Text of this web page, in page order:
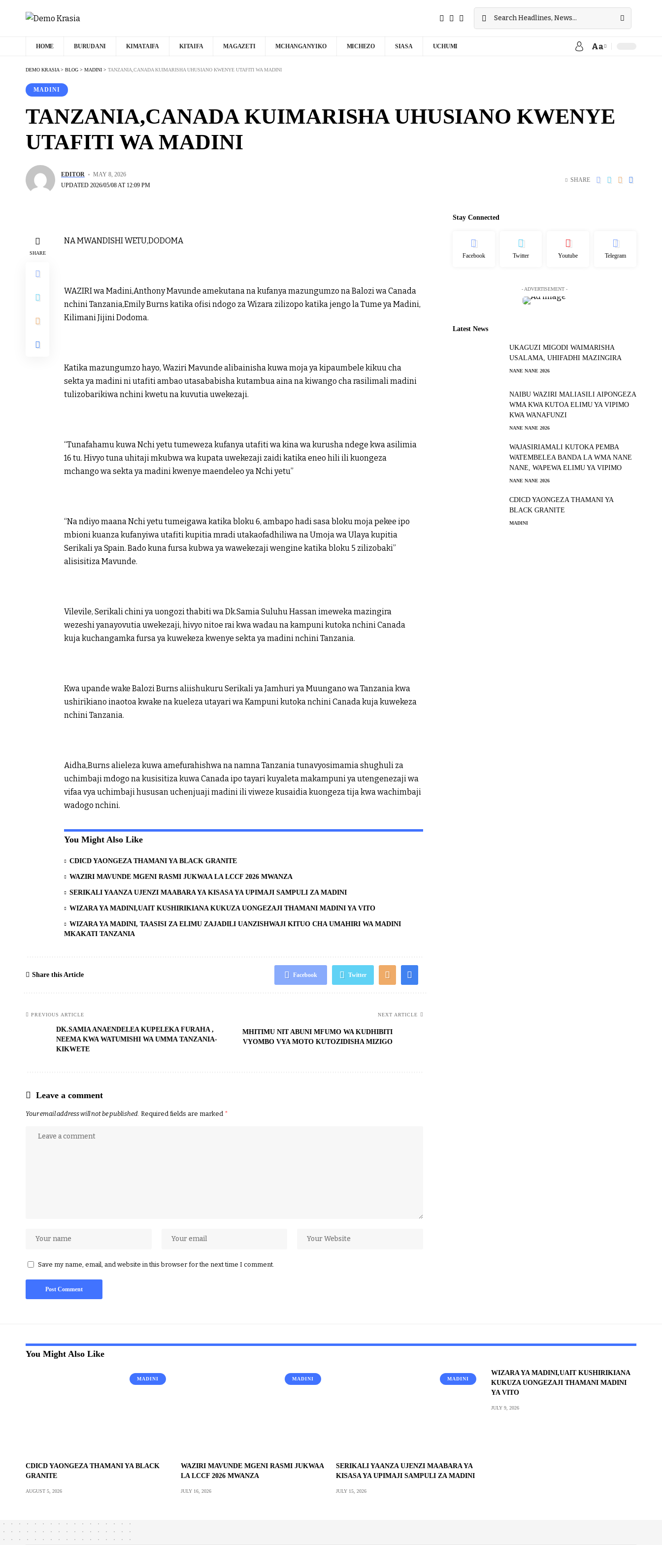
HOME BURUDANI KIMATAIFA KITAIFA MAGAZETI MCHANGANYIKO MICHEZO SIASA UCHUMI Aa
DEMO KRASIA > BLOG > MADINI > TANZANIA,CANADA KUIMARISHA UHUSIANO KWENYE UTAFITI WA MADINI
MADINI
TANZANIA,CANADA KUIMARISHA UHUSIANO KWENYE
UTAFITI WA MADINI
EDITOR
MAY 8, 2026
UPDATED 2026/05/08 AT 12:09 PM
SHARE
SHARE
NA MWANDISHI WETU,DODOMA
WAZIRI wa Madini,Anthony Mavunde amekutana na kufanya mazungumzo na Balozi wa Canada
nchini Tanzania,Emily Burns katika ofisi ndogo za Wizara zilizopo katika jengo la Tume ya Madini,
Kilimani Jijini Dodoma.
Katika mazungumzo hayo, Waziri Mavunde alibainisha kuwa moja ya kipaumbele kikuu cha
sekta ya madini ni utafiti ambao utasababisha kutambua aina na kiwango cha rasilimali madini
tulizobarikiwa nchini kwetu na kuvutia uwekezaji.
“Tunafahamu kuwa Nchi yetu tumeweza kufanya utafiti wa kina wa kurusha ndege kwa asilimia
16 tu. Hivyo tuna uhitaji mkubwa wa kupata uwekezaji zaidi katika eneo hili ili kuongeza
mchango wa sekta ya madini kwenye maendeleo ya Nchi yetu”
“Na ndiyo maana Nchi yetu tumeigawa katika bloku 6, ambapo hadi sasa bloku moja pekee ipo
mbioni kuanza kufanyiwa utafiti kupitia mradi utakaofadhiliwa na Umoja wa Ulaya kupitia
Serikali ya Spain. Bado kuna fursa kubwa ya wawekezaji wengine katika bloku 5 zilizobaki”
alisisitiza Mavunde.
Vilevile, Serikali chini ya uongozi thabiti wa Dk.Samia Suluhu Hassan imeweka mazingira
wezeshi yanayovutia uwekezaji, hivyo nitoe rai kwa wadau na kampuni kutoka nchini Canada
kuja kuchangamka fursa ya kuwekeza kwenye sekta ya madini nchini Tanzania.
Kwa upande wake Balozi Burns aliishukuru Serikali ya Jamhuri ya Muungano wa Tanzania kwa
ushirikiano inaotoa kwake na kueleza utayari wa Kampuni kutoka nchini Canada kuja kuwekeza
nchini Tanzania.
Aidha,Burns alieleza kuwa amefurahishwa na namna Tanzania tunavyosimamia shughuli za
uchimbaji mdogo na kusisitiza kuwa Canada ipo tayari kuyaleta makampuni ya utengenezaji wa
vifaa vya uchimbaji hususan uchenjuaji madini ili viweze kusaidia kuongeza tija kwa wachimbaji
wadogo nchini.
You Might Also Like
CDICD YAONGEZA THAMANI YA BLACK GRANITE
WAZIRI MAVUNDE MGENI RASMI JUKWAA LA LCCF 2026 MWANZA
SERIKALI YAANZA UJENZI MAABARA YA KISASA YA UPIMAJI SAMPULI ZA MADINI
WIZARA YA MADINI,UAIT KUSHIRIKIANA KUKUZA UONGEZAJI THAMANI MADINI YA VITO
WIZARA YA MADINI, TAASISI ZA ELIMU ZAJADILI UANZISHWAJI KITUO CHA UMAHIRI WA MADINI
MKAKATI TANZANIA
Share this Article Facebook Twitter
PREVIOUS ARTICLE
DK.SAMIA ANAENDELEA KUPELEKA FURAHA ,
NEEMA KWA WATUMISHI WA UMMA TANZANIA-
KIKWETE
NEXT ARTICLE
MHITIMU NIT ABUNI MFUMO WA KUDHIBITI
VYOMBO VYA MOTO KUTOZIDISHA MIZIGO
Leave a comment
Your email address will not be published. Required fields are marked *
Save my name, email, and website in this browser for the next time I comment.
Stay Connected
Facebook Twitter Youtube Telegram
- ADVERTISEMENT -
Latest News
UKAGUZI MIGODI WAIMARISHA
USALAMA, UHIFADHI MAZINGIRA
NANE NANE 2026
NAIBU WAZIRI MALIASILI AIPONGEZA
WMA KWA KUTOA ELIMU YA VIPIMO
KWA WANAFUNZI
NANE NANE 2026
WAJASIRIAMALI KUTOKA PEMBA
WATEMBELEA BANDA LA WMA NANE
NANE, WAPEWA ELIMU YA VIPIMO
NANE NANE 2026
CDICD YAONGEZA THAMANI YA
BLACK GRANITE
MADINI
You Might Also Like
MADINI
CDICD YAONGEZA THAMANI YA BLACK
GRANITE
AUGUST 5, 2026
MADINI
WAZIRI MAVUNDE MGENI RASMI JUKWAA
LA LCCF 2026 MWANZA
JULY 16, 2026
MADINI
SERIKALI YAANZA UJENZI MAABARA YA
KISASA YA UPIMAJI SAMPULI ZA MADINI
JULY 15, 2026
WIZARA YA MADINI,UAIT KUSHIRIKIANA
KUKUZA UONGEZAJI THAMANI MADINI
YA VITO
JULY 9, 2026